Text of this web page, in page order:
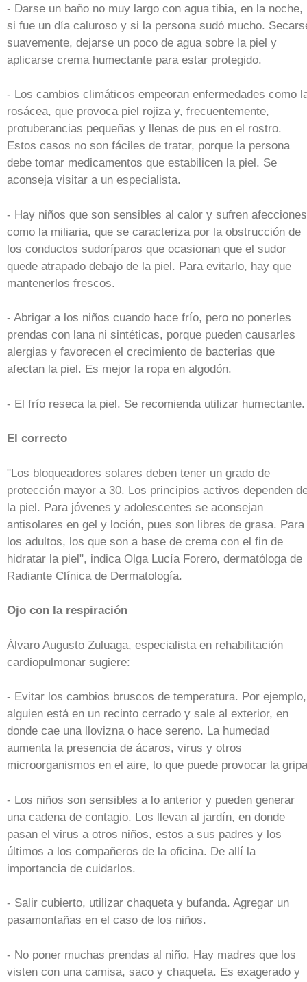
- Darse un baño no muy largo con agua tibia, en la noche,
si fue un día caluroso y si la persona sudó mucho.
suavemente, dejarse un poco de agua sobre la piel y
aplicarse crema humectante para estar protegido.
- Los cambios climáticos empeoran enfermedades como
rosácea, que provoca piel rojiza y, frecuentemente,
protuberancias pequeñas y llenas de pus en el rostro.
Estos casos no son fáciles de tratar, porque la persona
debe tomar medicamentos que estabilicen la piel. Se
aconseja visitar a un especialista.
- Hay niños que son sensibles al calor y sufren afecciones
como la miliaria, que se caracteriza por la obstrucción de
los conductos sudoríparos que ocasionan que el sudor
quede atrapado debajo de la piel. Para evitarlo, hay que
mantenerlos frescos.
- Abrigar a los niños cuando hace frío, pero no ponerles
prendas con lana ni sintéticas, porque pueden causarles
alergias y favorecen el crecimiento de bacterias que
afectan la piel. Es mejor la ropa en algodón.
- El frío reseca la piel. Se recomienda utilizar humectante.
El correcto
"Los bloqueadores solares deben tener un grado de
protección mayor a 30. Los principios activos dependen
la piel. Para jóvenes y adolescentes se aconsejan
antisolares en gel y loción, pues son libres de grasa. Para
los adultos, los que son a base de crema con el fin de
hidratar la piel", indica Olga Lucía Forero, dermatóloga de
Radiante Clínica de Dermatología.
Ojo con la respiración
Álvaro Augusto Zuluaga, especialista en rehabilitación
cardiopulmonar sugiere:
- Evitar los cambios bruscos de temperatura. Por ejemplo,
alguien está en un recinto cerrado y sale al exterior, en
donde cae una llovizna o hace sereno. La humedad
aumenta la presencia de ácaros, virus y otros
microorganismos en el aire, lo que puede provocar la
- Los niños son sensibles a lo anterior y pueden generar
una cadena de contagio. Los llevan al jardín, en donde
pasan el virus a otros niños, estos a sus padres y los
últimos a los compañeros de la oficina. De allí la
importancia de cuidarlos.
- Salir cubierto, utilizar chaqueta y bufanda. Agregar un
pasamontañas en el caso de los niños.
- No poner muchas prendas al niño. Hay madres que los
visten con una camisa, saco y chaqueta. Es exagerado y